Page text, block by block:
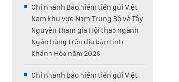
Chi nhánh Bảo hiểm tiền gửi Việt
Nam khu vực Nam Trung Bộ và Tây
Nguyên tham gia Hội thao ngành
Ngân hàng trên địa bàn tỉnh
Khánh Hòa năm 2026
Chi nhánh bảo hiểm tiền gửi Việt